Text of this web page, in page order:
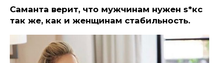
Саманта верит, что мужчинам нужен s*кс
так же, как и женщинам стабильность.